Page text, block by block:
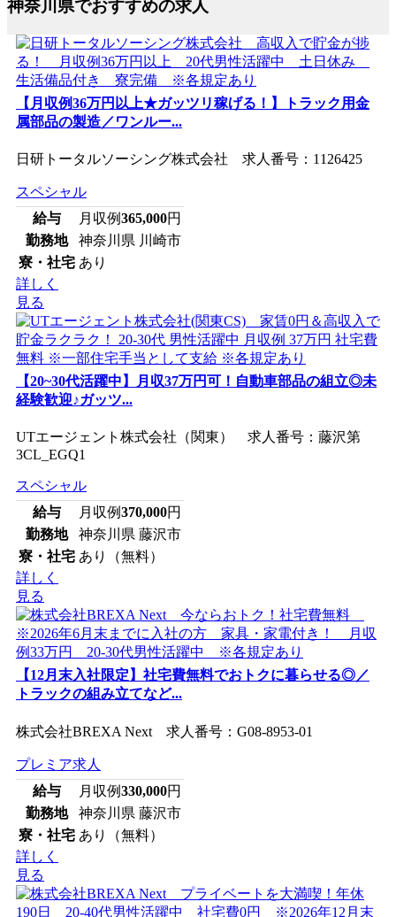
神奈川県でおすすめの求人
【月収例36万円以上★ガッツリ稼げる！】トラック用金
属部品の製造／ワンルー...
日研トータルソーシング株式会社 求人番号：1126425
スペシャル
給与
月収例365,000円
勤務地
神奈川県 川崎市
寮・社宅 あり
詳しく
見る
【20~30代活躍中】月収37万円可！自動車部品の組立◎未
経験歓迎♪ガッツ...
UTエージェント株式会社（関東） 求人番号：藤沢第
3CL_EGQ1
スペシャル
給与
月収例370,000円
勤務地
神奈川県 藤沢市
寮・社宅 あり（無料）
詳しく
見る
【12月末入社限定】社宅費無料でおトクに暮らせる◎／
トラックの組み立てなど...
株式会社BREXA Next 求人番号：G08-8953-01
プレミア求人
給与
月収例330,000円
勤務地
神奈川県 藤沢市
寮・社宅 あり（無料）
詳しく
見る